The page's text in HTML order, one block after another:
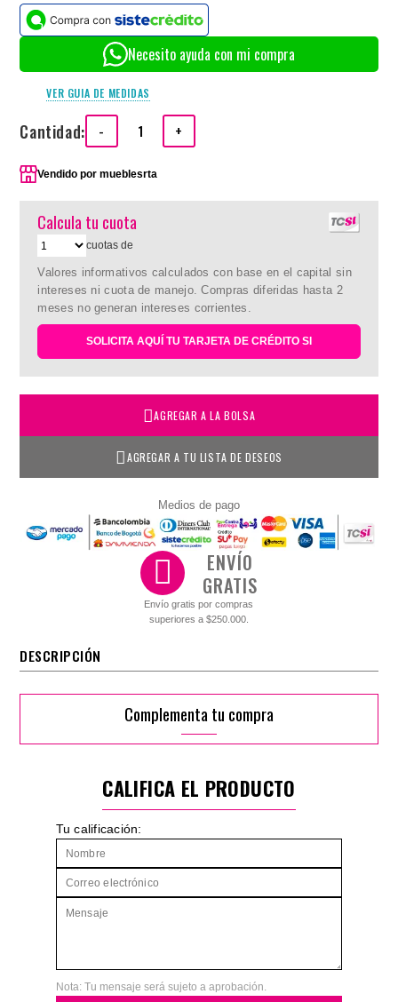
Necesito ayuda con mi compra
VER GUIA DE MEDIDAS
Cantidad: - +
Vendido pormueblesrta
Calcula tu cuota
cuotas de
Valores informativos calculados con base en el capital sin
intereses ni cuota de manejo. Compras diferidas hasta 2
meses no generan intereses corrientes.
SOLICITA AQUÍ TU TARJETA DE CRÉDITO SI
AGREGAR A LA BOLSA
AGREGAR A TU LISTA DE DESEOS
Medios de pago
ENVÍO
GRATIS
Envío gratis por compras
superiores a $250.000.
DESCRIPCIÓN
Complementa tu compra
CALIFICA EL PRODUCTO
Tu calificación:
Nota: Tu mensaje será sujeto a aprobación.